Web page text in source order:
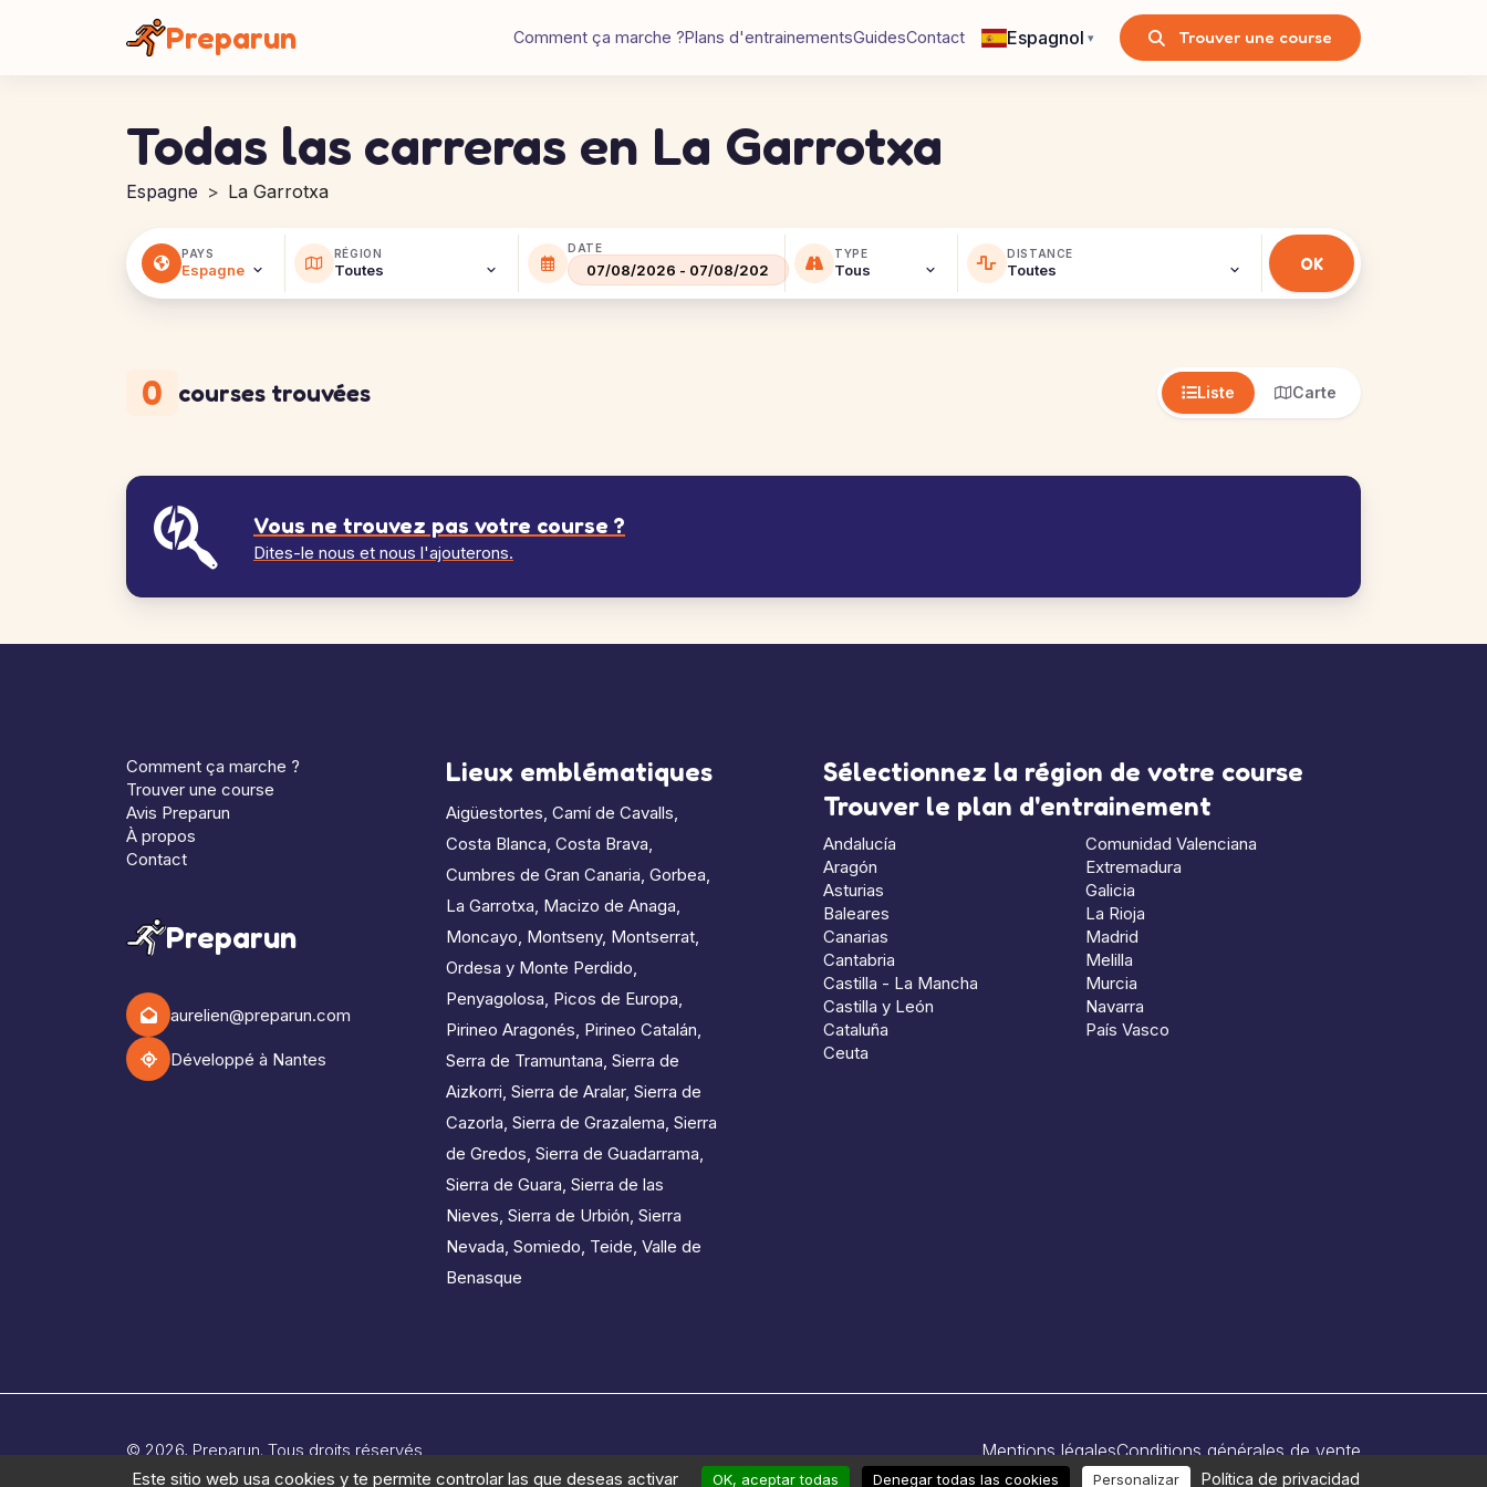
Preparun Comment ça marche ?Plans d'entrainementsGuidesContact Espagnol ▾ Trouver une course
Todas las carreras en La Garrotxa
Espagne La Garrotxa
PAYS RÉGION DATE TYPE DISTANCE
0 courses trouvées Liste Carte
Vous ne trouvez pas votre course ?
Dites-le nous et nous l'ajouterons.
Comment ça marche ?
Trouver une course
Avis Preparun
À propos
Contact
Preparun
aurelien@preparun.com
Développé à Nantes
Lieux emblématiques
Aigüestortes, Camí de Cavalls,
Costa Blanca, Costa Brava,
Cumbres de Gran Canaria, Gorbea,
La Garrotxa, Macizo de Anaga,
Moncayo, Montseny, Montserrat,
Ordesa y Monte Perdido,
Penyagolosa, Picos de Europa,
Pirineo Aragonés, Pirineo Catalán,
Serra de Tramuntana, Sierra de
Aizkorri, Sierra de Aralar, Sierra de
Cazorla, Sierra de Grazalema, Sierra
de Gredos, Sierra de Guadarrama,
Sierra de Guara, Sierra de las
Nieves, Sierra de Urbión, Sierra
Nevada, Somiedo, Teide, Valle de
Benasque
Sélectionnez la région de votre course
Trouver le plan d'entrainement
Andalucía
Aragón
Asturias
Baleares
Canarias
Cantabria
Castilla - La Mancha
Castilla y León
Cataluña
Ceuta
Comunidad Valenciana
Extremadura
Galicia
La Rioja
Madrid
Melilla
Murcia
Navarra
País Vasco
© 2026, Preparun. Tous droits réservés Mentions légalesConditions générales de vente
Este sitio web usa cookies y te permite controlar las que deseas activar OK, aceptar todas Denegar todas las cookies Personalizar Política de privacidad